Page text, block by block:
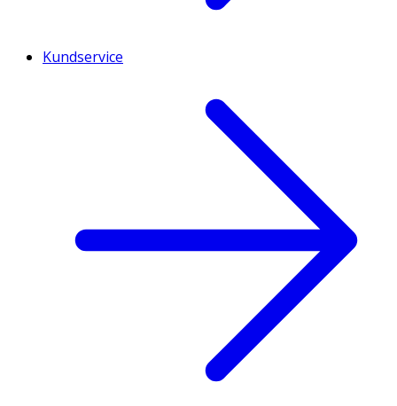
Kundservice